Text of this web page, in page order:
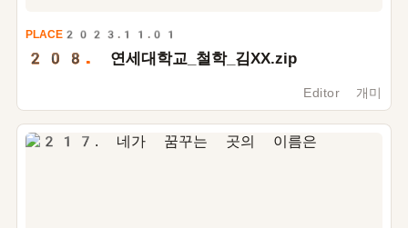
PLACE 2023.11.01
208. 연세대학교_철학_김XX.zip
Editor 개미